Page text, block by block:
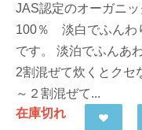
JAS認定のオーガニ
100％ 淡白でふんわ
です。 淡泊でふんあ
2割混ぜて炊くとクセ
～２割混ぜて...
在庫切れ